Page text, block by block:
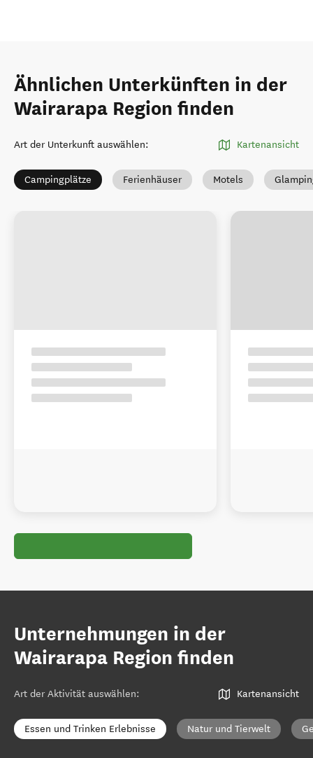
Ähnlichen Unterkünften in der
Wairarapa Region finden
Art der Unterkunft auswählen: Kartenansicht
Campingplätze Ferienhäuser Motels
Unternehmungen in der
Wairarapa Region finden
Art der Aktivität auswählen: Kartenansicht
Essen und Trinken Erlebnisse Natur und Tierwelt